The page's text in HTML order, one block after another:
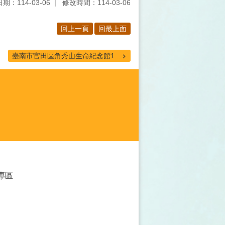
期：114-03-06 修改時間：114-03-06
回上一頁 回最上面
臺南市官田區角秀山生命紀念館1...
區